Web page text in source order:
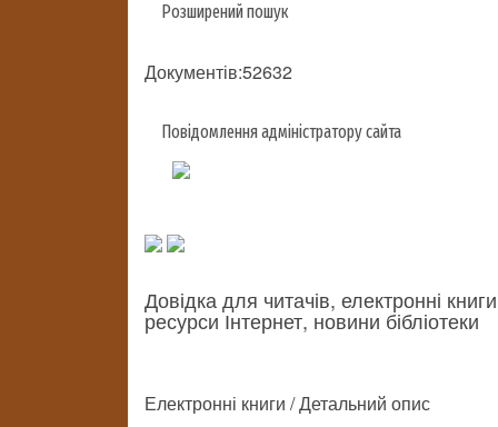
Розширений пошук
Документів:52632
Повідомлення адміністратору сайта
Довідка для читачів, електронні
ресурси Інтернет, новини бібліотеки
Електронні книги / Детальний опис